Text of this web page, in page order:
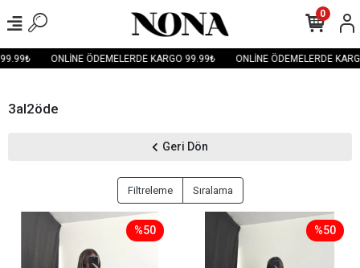
ONLİNE ÖDEMELERDE KARGO 99.99₺ ONLİNE ÖDEMELERDE
0
3al2öde
Geri Dön
Filtreleme Sıralama
%50 %50